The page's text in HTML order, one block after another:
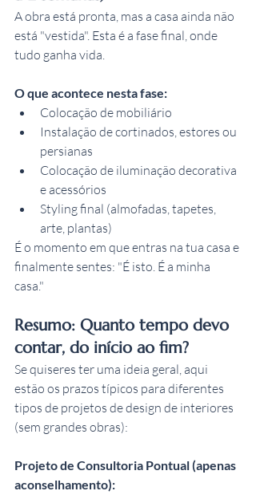
A obra está pronta, mas a casa ainda não
está "vestida". Esta é a fase final, onde
tudo ganha vida.
O que acontece nesta fase:
Colocação de mobiliário
Instalação de cortinados, estores ou
persianas
Colocação de iluminação decorativa
e acessórios
Styling final (almofadas, tapetes,
arte, plantas)
É o momento em que entras na tua casa e
finalmente sentes: "É isto. É a minha
casa."
Resumo: Quanto tempo devo
contar, do início ao fim?
Se quiseres ter uma ideia geral, aqui
estão os prazos típicos para diferentes
tipos de projetos de design de interiores
(sem grandes obras):
Projeto de Consultoria Pontual (apenas
aconselhamento):